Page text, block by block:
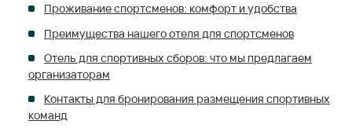
Проживание спортсменов: комфорт и удобства
Преимущества нашего отеля для спортсменов
Отель для спортивных сборов: что мы предлагаем
организаторам
Контакты для бронирования размещения спортивных
команд